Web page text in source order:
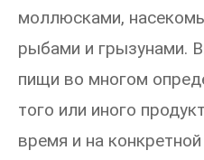
моллюсками,
рыбами и грызунами.
пищи во многом
того или иного
время и на